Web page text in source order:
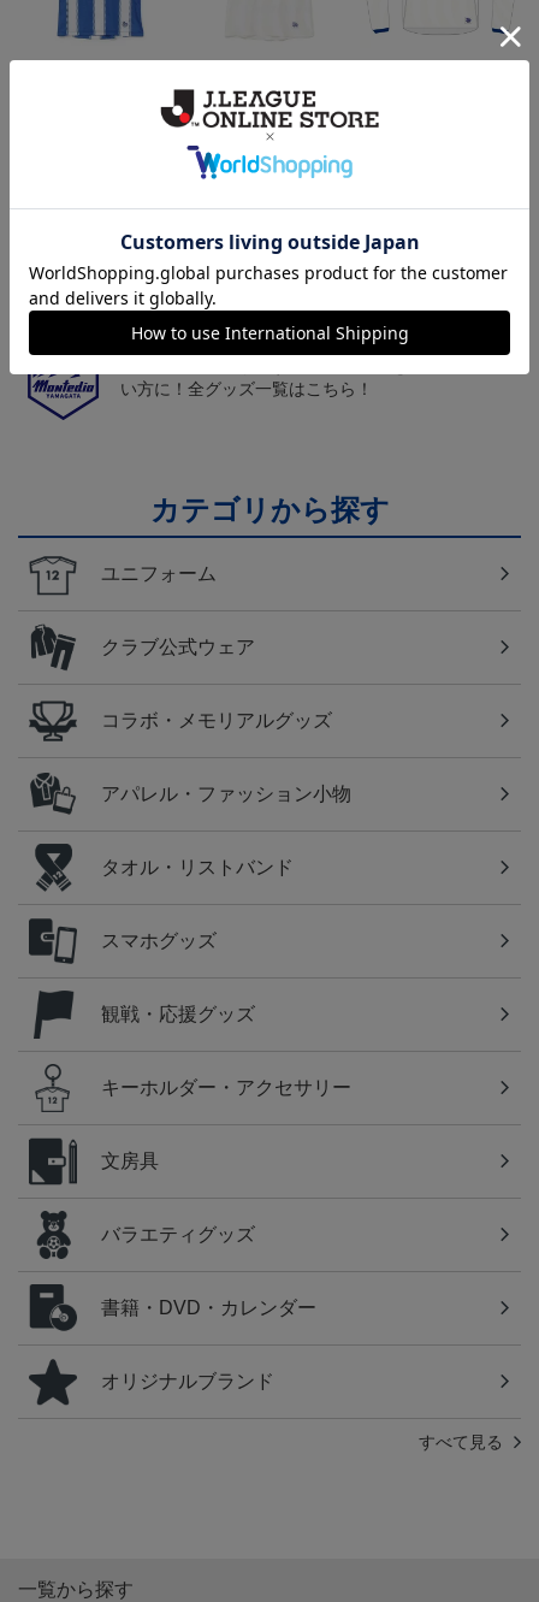
ニフォーム半袖（FP1st） ニフォーム半袖（FP2n
d）
18,700円～23,760円
山形
チームマスコット「ディーオ」グッズは、サポータ
山形
い方に！全グッズ一覧はこちら！
カテゴリから探す
ユニフォーム
クラブ公式ウェア
コラボ・メモリアルグッズ
アパレル・ファッション小物
タオル・リストバンド
スマホグッズ
観戦・応援グッズ
キーホルダー・アクセサリー
文房具
バラエティグッズ
書籍・DVD・カレンダー
オリジナルブランド
すべて見る
一覧から探す